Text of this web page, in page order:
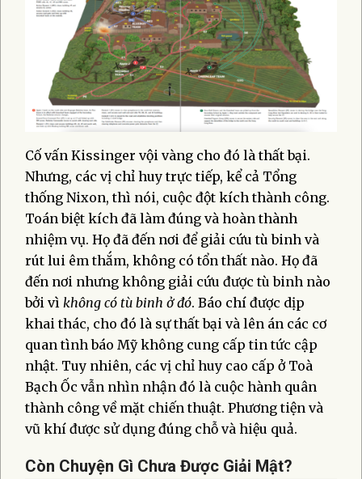
Cố vấn Kissinger vội vàng cho đó là thất bại.
Nhưng, các vị chỉ huy trực tiếp, kể cả Tổng
thống Nixon, thì nói, cuộc đột kích thành công.
Toán biệt kích đã làm đúng và hoàn thành
nhiệm vụ. Họ đã đến nơi để giải cứu tù binh và
rút lui êm thắm, không có tổn thất nào. Họ đã
đến nơi nhưng không giải cứu được tù binh nào
bởi vì không có tù binh ở đó. Báo chí được dịp
khai thác, cho đó là sự thất bại và lên án các cơ
quan tình báo Mỹ không cung cấp tin tức cập
nhật. Tuy nhiên, các vị chỉ huy cao cấp ở Toà
Bạch Ốc vẫn nhìn nhận đó là cuộc hành quân
thành công về mặt chiến thuật. Phương tiện và
vũ khí được sử dụng đúng chỗ và hiệu quả.
Còn Chuyện Gì Chưa Được Giải Mật?